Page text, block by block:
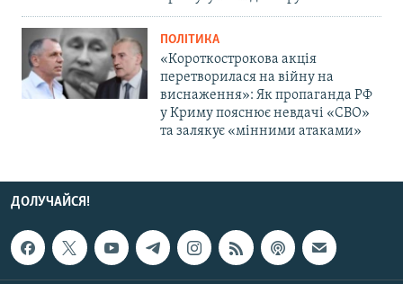
ПОЛІТИКА
«Короткострокова акція
перетворилася на війну на
виснаження»: Як пропаганда РФ
у Криму пояснює невдачі «СВО»
та залякує «мінними атаками»
ДОЛУЧАЙСЯ!